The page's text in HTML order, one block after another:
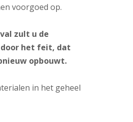
voorgoed op.
zult u de
het feit, dat
opbouwt.
in het geheel